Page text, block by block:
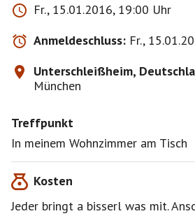
Fr., 15.01.2016, 19:00 Uhr
Anmeldeschluss: Fr.,
Unterschleißheim,
München
Treffpunkt
In meinem Wohnzimmer am Tisch
Kosten
Jeder bringt a bisserl was mit.